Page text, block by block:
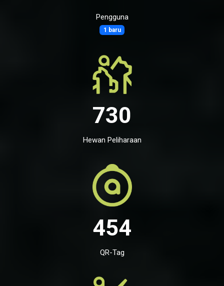
Pengguna
1 baru
730
Hewan Peliharaan
454
QR-Tag